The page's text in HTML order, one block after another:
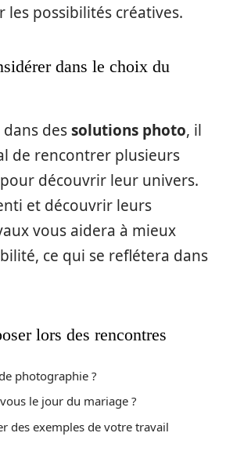
possibilités créatives.
dans le choix du
dans dessolutions photo, il
de rencontrer plusieurs
découvrir leur univers.
et découvrir leurs
vous aidera à mieux
ce qui se reflétera dans
lors des rencontres
photographie ?
le jour du mariage ?
des exemples de votre travail